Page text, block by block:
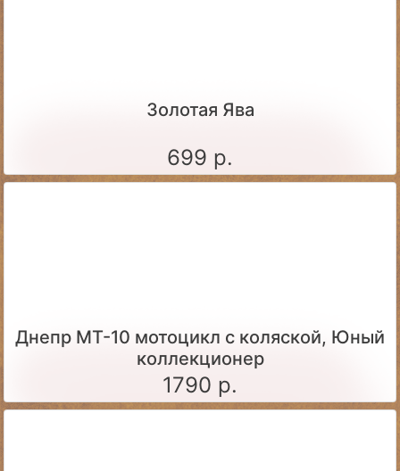
Золотая Ява
699 р.
Днепр МТ-10 мотоцикл с коляской, Юный
коллекционер
1790 р.